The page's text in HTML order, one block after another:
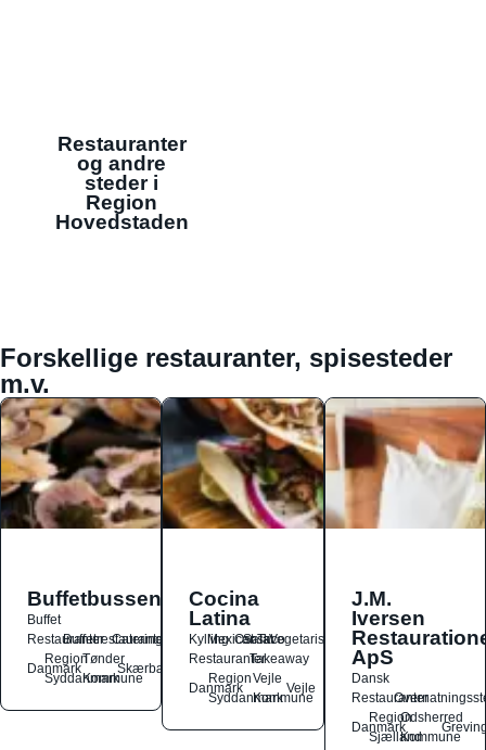
Restauranter
og andre
steder i
Region
Hovedstaden
Forskellige restauranter, spisesteder
m.v.
Buffetbussen
Buffet
Restauranter
Buffetrestauranter
Catering
Danmark
Region
Syddanmark
Tønder
Kommune
Skærbæk
Cocina
Latina
Kylling
Mexicansk
OstSalat
TacoVegetarisk
RestauranterTakeaway
Danmark
Region
Syddanmark
Vejle
Kommune
Vejle
J.M.
Iversen
ApS
Dansk
Restauranter
Danmark
Region
Sjælland
Odsherred
Kommune